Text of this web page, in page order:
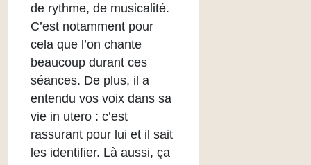
de rythme, de musicalité.
C’est notamment pour
cela que l’on chante
beaucoup durant ces
séances. De plus, il a
entendu vos voix dans sa
vie in utero : c’est
rassurant pour lui et il sait
les identifier. Là aussi, ça